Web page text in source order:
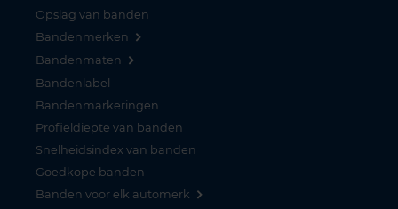
Opslag van banden
Bandenmerken
Bandenmaten
Bandenlabel
Bandenmarkeringen
Profieldiepte van banden
Snelheidsindex van banden
Goedkope banden
Banden voor elk automerk